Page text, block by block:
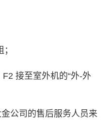
接至室外机的“外-外
公司的售后服务人员来